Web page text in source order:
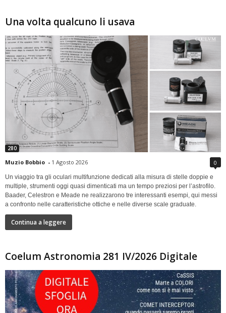
Una volta qualcuno li usava
280
Muzio Bobbio - 1 Agosto 2026 0
Un viaggio tra gli oculari multifunzione dedicati alla misura di stelle doppie e
multiple, strumenti oggi quasi dimenticati ma un tempo preziosi per l’astrofilo.
Baader, Celestron e Meade ne realizzarono tre interessanti esempi, qui messi
a confronto nelle caratteristiche ottiche e nelle diverse scale graduate.
Continua a leggere
Coelum Astronomia 281 IV/2026 Digitale